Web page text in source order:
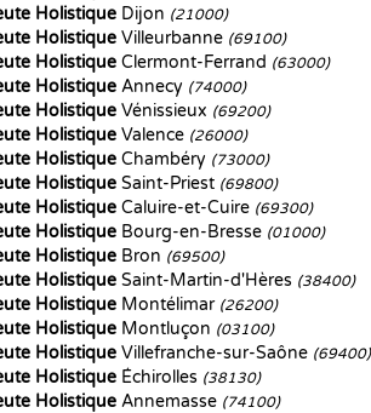
Holistique Dijon (21000)
Holistique Villeurbanne (69100)
Holistique Clermont-Ferrand (63000)
Holistique Annecy (74000)
Holistique Vénissieux (69200)
Holistique Valence (26000)
Holistique Chambéry (73000)
Holistique Saint-Priest (69800)
Holistique Caluire-et-Cuire (69300)
Holistique Bourg-en-Bresse (01000)
Holistique Bron (69500)
Holistique Saint-Martin-d'Hères (38400)
Holistique Montélimar (26200)
Holistique Montluçon (03100)
Holistique Villefranche-sur-Saône (69400)
Holistique Échirolles (38130)
Holistique Annemasse (74100)